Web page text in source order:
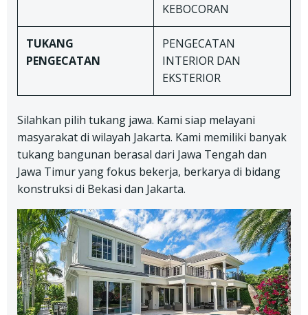
KEBOCORAN
TUKANG
PENGECATAN
PENGECATAN
INTERIOR DAN
EKSTERIOR
Silahkan pilih tukang jawa. Kami siap melayani
masyarakat di wilayah Jakarta. Kami memiliki banyak
tukang bangunan berasal dari Jawa Tengah dan
Jawa Timur yang fokus bekerja, berkarya di bidang
konstruksi di Bekasi dan Jakarta.